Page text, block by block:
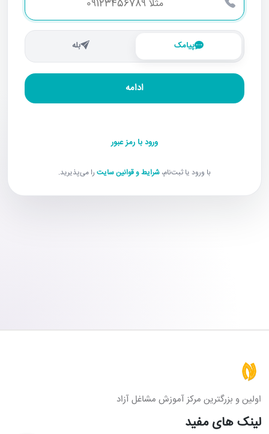
پیامک بله
ادامه
ورود با رمز عبور
با ورود یا ثبت‌نام، شرایط و قوانین سایترا می‌پذیرید.
اولین و بزرگترین مرکز آموزش مشاغل آزاد
لینک های مفید